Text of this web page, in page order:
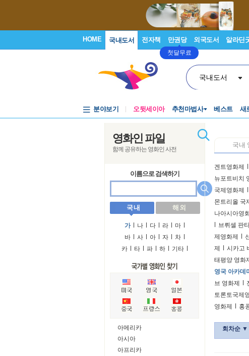
HOME 국내도서 전자책 만권당
첫달무료
외국도서 알라딘
국내도서
분야보기 오뒷세이아 추천마법사 베스트 새
영화인 파일
함께 공유하는 영화인 사전
이름으로 검색하기
국 내 해 외
가 l 나 l 다 l 라 l 마 l
바 l 사 l 아 l 자 l 차 l
카 l 타 l 파 l 하 l 기타 l
아메리카
아시아
아프리카
국내
겐트영화제 l
뉴포트비치
국제영화제 l
몬트리올 국
나아시아영
l 브뤼셀 판
제영화제 l
제 l 시카고
태평양 영화
영국 아카데
브 영화제 l
토론토국제
영화제 l 홍
회차순 ▼